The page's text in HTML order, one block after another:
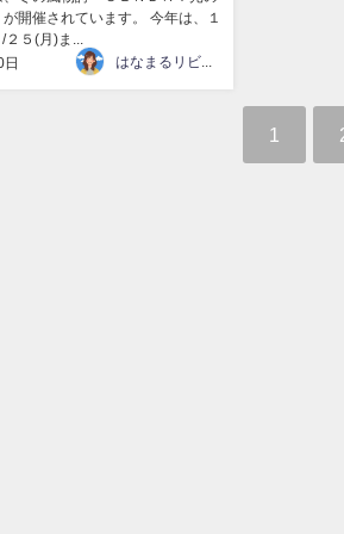
開催されています。 今年は、１
５(月)ま...
1